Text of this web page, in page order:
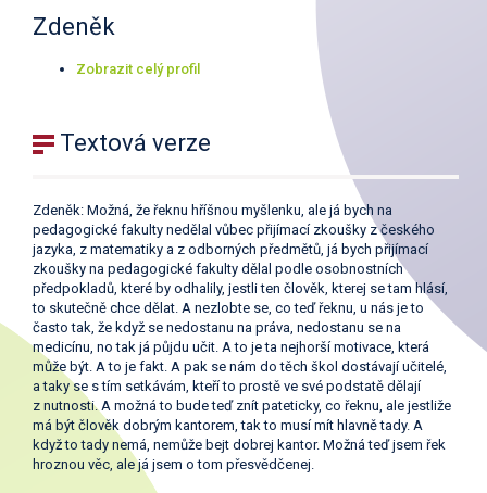
Zdeněk
Zobrazit celý profil
Textová verze
Zdeněk: Možná, že řeknu hříšnou myšlenku, ale já bych na
pedagogické fakulty nedělal vůbec přijímací zkoušky z českého
jazyka, z matematiky a z odborných předmětů, já bych přijímací
zkoušky na pedagogické fakulty dělal podle osobnostních
předpokladů, které by odhalily, jestli ten člověk, kterej se tam hlásí,
to skutečně chce dělat. A nezlobte se, co teď řeknu, u nás je to
často tak, že když se nedostanu na práva, nedostanu se na
medicínu, no tak já půjdu učit. A to je ta nejhorší motivace, která
může být. A to je fakt. A pak se nám do těch škol dostávají učitelé,
a taky se s tím setkávám, kteří to prostě ve své podstatě dělají
z nutnosti. A možná to bude teď znít pateticky, co řeknu, ale jestliže
má být člověk dobrým kantorem, tak to musí mít hlavně tady. A
když to tady nemá, nemůže bejt dobrej kantor. Možná teď jsem řek
hroznou věc, ale já jsem o tom přesvědčenej.